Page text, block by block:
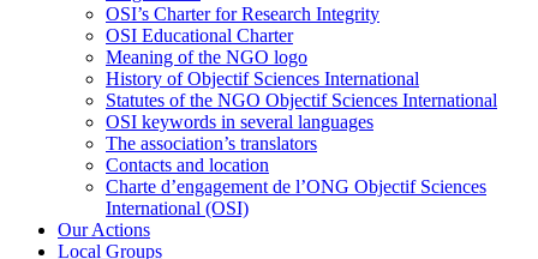
OSI’s Charter for Research Integrity
OSI Educational Charter
Meaning of the NGO logo
History of Objectif Sciences International
Statutes of the NGO Objectif Sciences International
OSI keywords in several languages
The association’s translators
Contacts and location
Charte d’engagement de l’ONG Objectif Sciences
International (OSI)
Our Actions
Local Groups